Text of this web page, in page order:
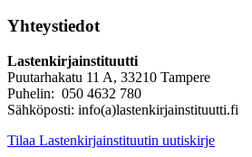
Yhteystiedot
Lastenkirjainstituutti
Puutarhakatu 11 A, 33210 Tampere
Puhelin: 050 4632 780
Sähköposti: info(a)lastenkirjainstituutti.fi
Tilaa Lastenkirjainstituutin uutiskirje